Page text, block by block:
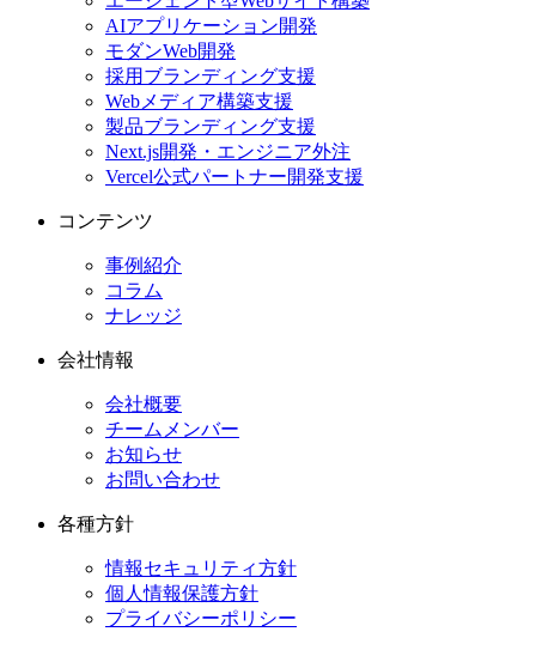
AIアプリケーション開発
モダンWeb開発
採用ブランディング支援
Webメディア構築支援
製品ブランディング支援
Next.js開発・エンジニア外注
Vercel公式パートナー開発支援
コンテンツ
事例紹介
コラム
ナレッジ
会社情報
会社概要
チームメンバー
お知らせ
お問い合わせ
各種方針
情報セキュリティ方針
個人情報保護方針
プライバシーポリシー